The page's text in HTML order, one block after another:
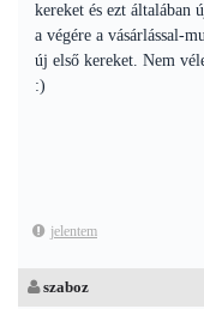
kereket és ezt általában
a végére a vásárlással-
új első kereket. Nem
:)
jelentem
szaboz